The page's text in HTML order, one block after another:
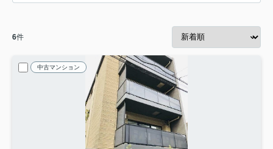
6件
中古マンション